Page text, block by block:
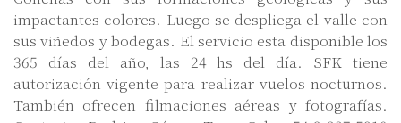
impactantes colores. Luego se despliega el valle con
sus viñedos y bodegas. El servicio esta disponible los
365 días del año, las 24 hs del día. SFK tiene
autorización vigente para realizar vuelos nocturnos.
También ofrecen filmaciones aéreas y fotografías.